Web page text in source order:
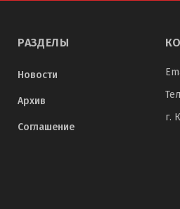
РАЗДЕЛЫ
Новости
Архив
Соглашение
г.